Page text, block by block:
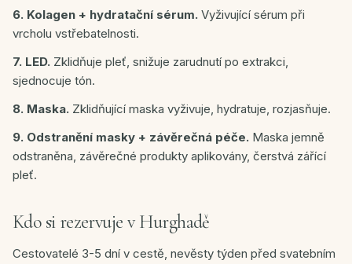
6. Kolagen + hydratační sérum. Vyživující sérum při
vrcholu vstřebatelnosti.
7. LED. Zklidňuje pleť, snižuje zarudnutí po extrakci,
sjednocuje tón.
8. Maska. Zklidňující maska vyživuje, hydratuje, rozjasňuje.
9. Odstranění masky + závěrečná péče. Maska jemně
odstraněna, závěrečné produkty aplikovány, čerstvá zářící
pleť.
Kdo si rezervuje v Hurghadě
Cestovatelé 3-5 dní v cestě, nevěsty týden před svatebním